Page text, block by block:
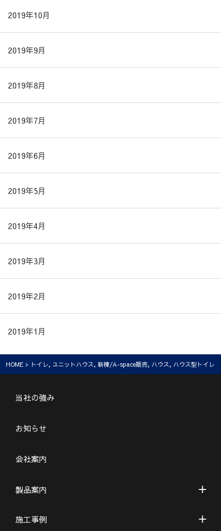
2019年10月
2019年9月
2019年8月
2019年7月
2019年6月
2019年5月
2019年4月
2019年3月
2019年2月
2019年1月
HOME > トイレ, ユニットハウス, 新棟/A-space販売, ハウス, ハウス型トイレ
当社の強み
お知らせ
会社案内
製品案内
施工事例